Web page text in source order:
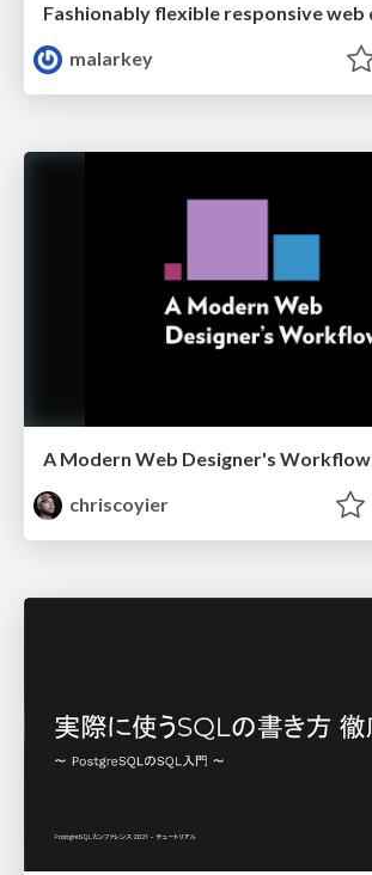
malarkey
A Modern Web Designer's Workflow
chriscoyier